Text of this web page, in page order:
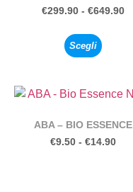
€299.90 - €649.90
Scegli
ABA – BIO ESSENCE
€9.50 - €14.90